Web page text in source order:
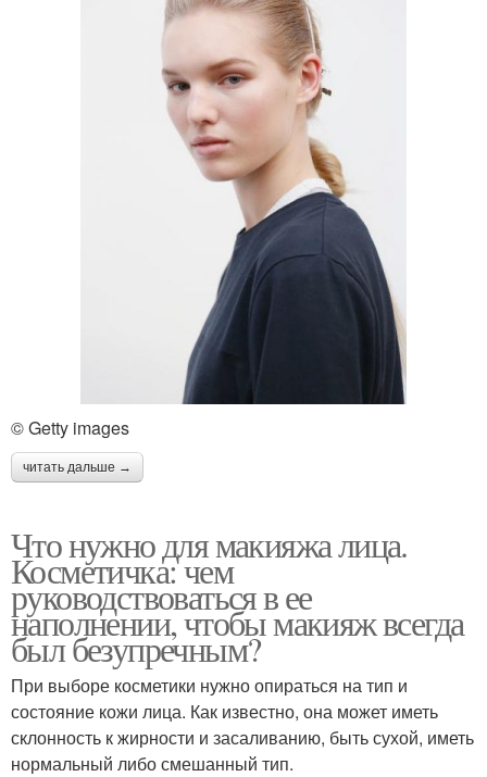
© Getty images
читать дальше →
Что нужно для макияжа лица.
Косметичка: чем
руководствоваться в ее
наполнении, чтобы макияж всегда
был безупречным?
При выборе косметики нужно опираться на тип и
состояние кожи лица. Как известно, она может иметь
склонность к жирности и засаливанию, быть сухой, иметь
нормальный либо смешанный тип.